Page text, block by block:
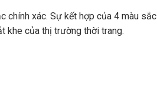
chính xác. Sự kết hợp của 4 màu sắc
khe của thị trường thời trang.